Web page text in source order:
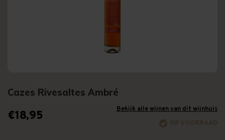
Cazes Rivesaltes Ambré
€18,95
Bekijk alle wijnen van dit wijnhuis
OP VOORRAAD